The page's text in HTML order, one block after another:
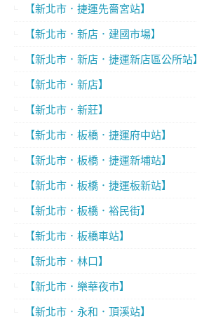
【新北市．捷運先嗇宮站】
【新北市．新店．建國市場】
【新北市．新店．捷運新店區公所站】
【新北市．新店】
【新北市．新莊】
【新北市．板橋．捷運府中站】
【新北市．板橋．捷運新埔站】
【新北市．板橋．捷運板新站】
【新北市．板橋．裕民街】
【新北市．板橋車站】
【新北市．林口】
【新北市．樂華夜市】
【新北市．永和．頂溪站】